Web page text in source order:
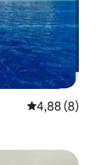
Évaluation
4,88 (8)